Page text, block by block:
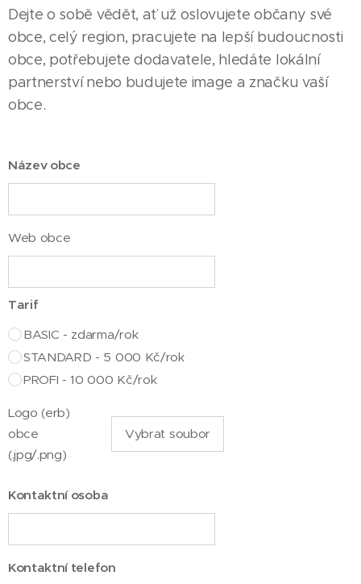
Dejte o sobě vědět, ať už oslovujete občany své
obce, celý region, pracujete na lepší budoucnosti
obce, potřebujete dodavatele, hledáte lokální
partnerství nebo budujete image a značku vaší
obce.
Název obce
Web obce
Tarif
BASIC - zdarma/rok
STANDARD - 5 000 Kč/rok
PROFI - 10 000 Kč/rok
Logo (erb)
obce
(.jpg/.png)
Vybrat soubor
Kontaktní osoba
Kontaktní telefon